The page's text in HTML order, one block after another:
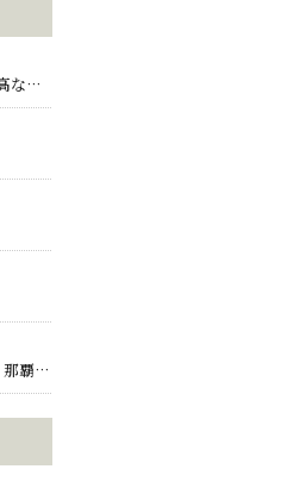
【Thank you!】今年度も最高な毎日をありがとう。CLAN・clana・CUCUから愛を込めて。
スタイリスト募集の決定！ 那覇 宜野湾 北谷 求人 正社員 業務委託